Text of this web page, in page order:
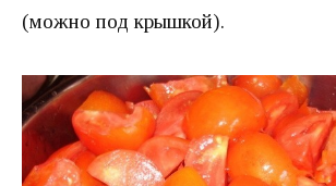
(можно под крышкой).